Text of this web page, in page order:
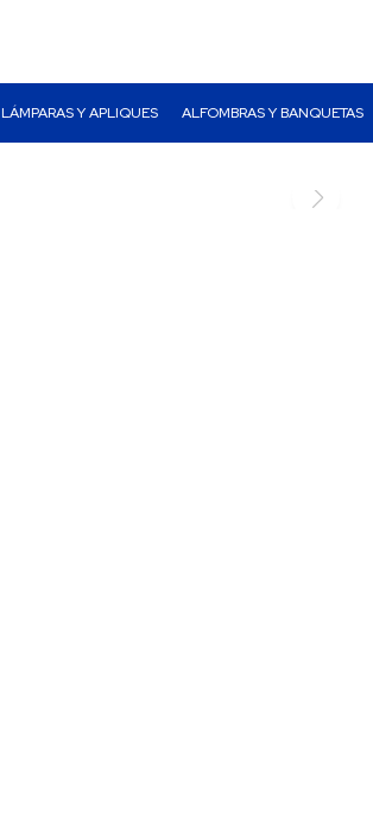
LÁMPARAS Y APLIQUES ALFOMBRAS Y BANQUETAS